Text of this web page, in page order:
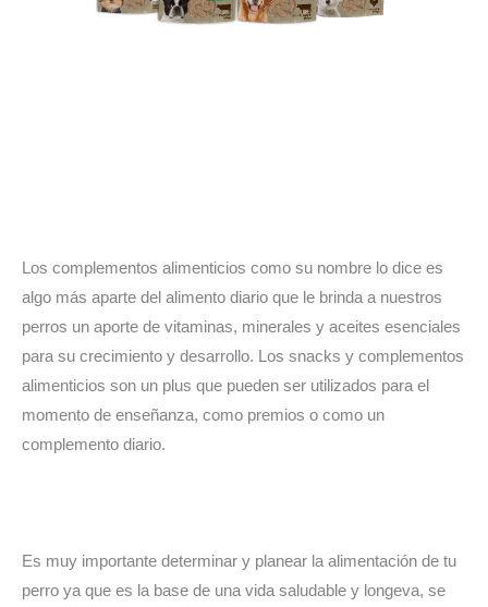
Los complementos alimenticios como su nombre lo dice es
algo más aparte del alimento diario que le brinda a nuestros
perros un aporte de vitaminas, minerales y aceites esenciales
para su crecimiento y desarrollo. Los snacks y complementos
alimenticios son un plus que pueden ser utilizados para el
momento de enseñanza, como premios o como un
complemento diario.
Es muy importante determinar y planear la alimentación de tu
perro ya que es la base de una vida saludable y longeva, se